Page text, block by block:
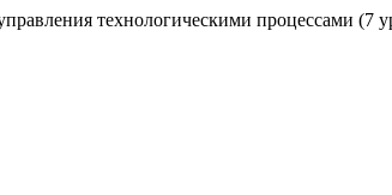
технологическими процессами (7